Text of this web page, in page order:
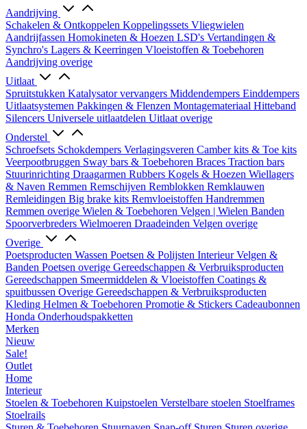
Aandrijving
Schakelen & Ontkoppelen Koppelingssets Vliegwielen
Aandrijfassen Homokineten & Hoezen LSD's Vertandingen &
Synchro's Lagers & Keerringen Vloeistoffen & Toebehoren
Aandrijving overige
Uitlaat
Spruitstukken Katalysator vervangers Middendempers Einddempers
Uitlaatsystemen Pakkingen & Flenzen Montagemateriaal Hitteband
Silencers Universele uitlaatdelen Uitlaat overige
Onderstel
Schroefsets Schokdempers Verlagingsveren Camber kits & Toe kits
Veerpootbruggen Sway bars & Toebehoren Braces Traction bars
Stuurinrichting Draagarmen Rubbers Kogels & Hoezen Wiellagers
& Naven Remmen Remschijven Remblokken Remklauwen
Remleidingen Big brake kits Remvloeistoffen Handremmen
Remmen overige Wielen & Toebehoren Velgen | Wielen Banden
Spoorverbreders Wielmoeren Draadeinden Velgen overige
Overige
Poetsproducten Wassen Poetsen & Polijsten InterieurVelgen &
Banden Poetsen overige Gereedschappen & Verbruiksproducten
Gereedschappen Smeermiddelen & Vloeistoffen Coatings &
spuitbussen Overige Gereedschappen & Verbruiksproducten
Kleding Helmen & Toebehoren Promotie & Stickers Cadeaubonnen
Honda Onderhoudspakketten
Merken
Nieuw
Sale!
Outlet
Home
Interieur
Stoelen & Toebehoren Kuipstoelen Verstelbare stoelen Stoelframes
Stoelrails